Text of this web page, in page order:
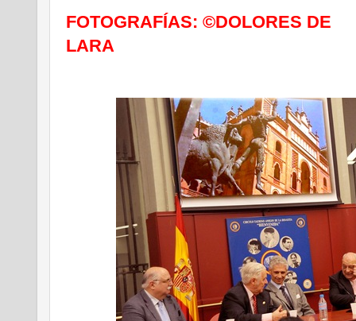
FOTOGRAFÍAS: ©DOLORES DE
LARA